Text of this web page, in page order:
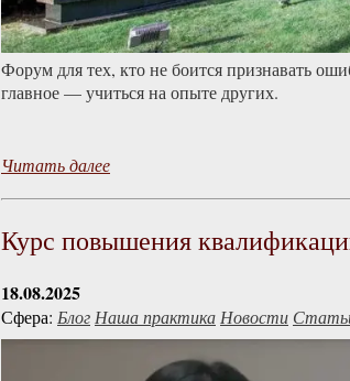
Форум для тех, кто не боится признавать
главное — учиться на опыте других.
Читать далее
Курс повышения
18.08.2025
Сфера: БлогНаша практикаНовости